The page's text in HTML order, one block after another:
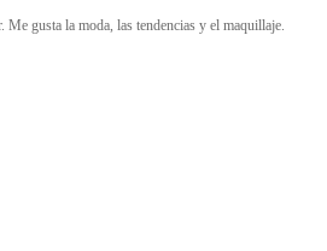
gusta la moda, las tendencias y el maquillaje.